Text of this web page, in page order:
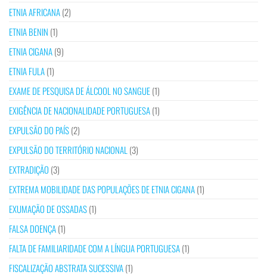
ETNIA AFRICANA(2)
ETNIA BENIN (1)
ETNIA CIGANA(9)
ETNIA FULA(1)
EXAME DE PESQUISA DE ÁLCOOL NO SANGUE(1)
EXIGÊNCIA DE NACIONALIDADE PORTUGUESA(1)
EXPULSÃO DO PAÍS(2)
EXPULSÃO DO TERRITÓRIO NACIONAL (3)
EXTRADIÇÃO (3)
EXTREMA MOBILIDADE DAS POPULAÇÕES DE ETNIA CIGANA(1)
EXUMAÇÃO DE OSSADAS(1)
FALSA DOENÇA(1)
FALTA DE FAMILIARIDADE COM A LÍNGUA PORTUGUESA(1)
FISCALIZAÇÃO ABSTRATA SUCESSIVA(1)